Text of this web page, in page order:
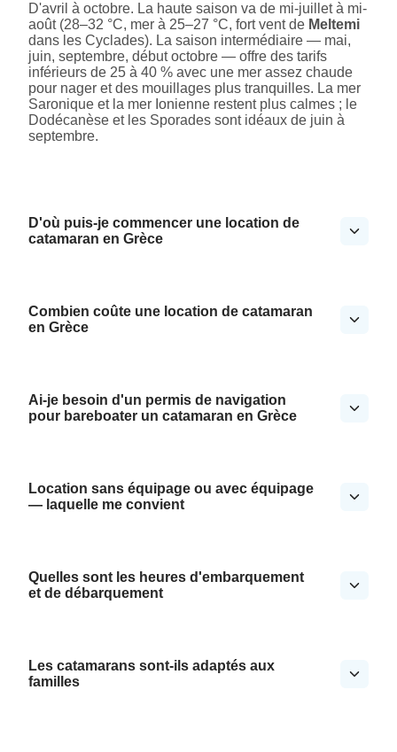
D'avril à octobre. La haute saison va de mi-juillet à mi-
août (28–32 °C, mer à 25–27 °C, fort vent de Meltemi
dans les Cyclades). La saison intermédiaire — mai,
juin, septembre, début octobre — offre des tarifs
inférieurs de 25 à 40 % avec une mer assez chaude
pour nager et des mouillages plus tranquilles. La mer
Saronique et la mer Ionienne restent plus calmes ; le
Dodécanèse et les Sporades sont idéaux de juin à
septembre.
D'où puis-je commencer une location de
catamaran en Grèce
Combien coûte une location de catamaran
en Grèce
Ai-je besoin d'un permis de navigation
pour bareboater un catamaran en Grèce
Location sans équipage ou avec équipage
— laquelle me convient
Quelles sont les heures d'embarquement
et de débarquement
Les catamarans sont-ils adaptés aux
familles